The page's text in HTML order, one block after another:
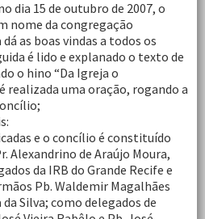
dia 15 de outubro de 2007, o
nome da congregação
as boas vindas a todos os
é lido e explanado o texto de
o hino “Da Igreja o
realizada uma oração, rogando a
e o concílio é constituído
Alexandrino de Araújo Moura,
da IRB do Grande Recife e
Pb. Waldemir Magalhães
Silva; como delegados de